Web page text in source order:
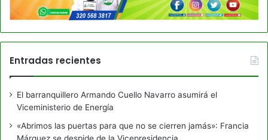
Entradas recientes
El barranquillero Armando Cuello Navarro asumirá el
Viceministerio de Energía
«Abrimos las puertas para que no se cierren jamás»: Francia
Márquez se despide de la Vicepresidencia